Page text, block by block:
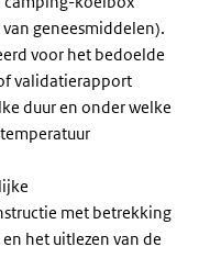
geneesmiddelen).
voor het bedoelde
validatierapport
duur en onder welke
met betrekking
het uitlezen van de